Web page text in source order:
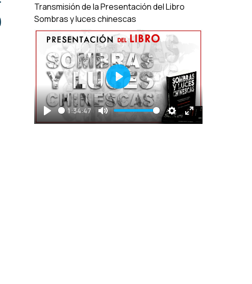
Transmisión de la Presentación del Libro
Sombras y luces chinescas
Play
1:34:47
Mute Settings
Enter
Play